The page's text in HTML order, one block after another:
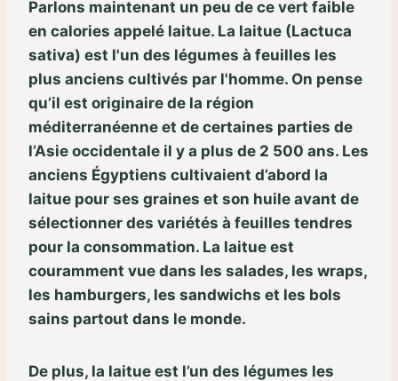
Parlons maintenant un peu de ce vert faible
en calories appelé laitue. La laitue (Lactuca
sativa) est l'un des légumes à feuilles les
plus anciens cultivés par l'homme. On pense
qu’il est originaire de la région
méditerranéenne et de certaines parties de
l’Asie occidentale il y a plus de 2 500 ans. Les
anciens Égyptiens cultivaient d’abord la
laitue pour ses graines et son huile avant de
sélectionner des variétés à feuilles tendres
pour la consommation. La laitue est
couramment vue dans les salades, les wraps,
les hamburgers, les sandwichs et les bols
sains partout dans le monde.
De plus, la laitue est l’un des légumes les